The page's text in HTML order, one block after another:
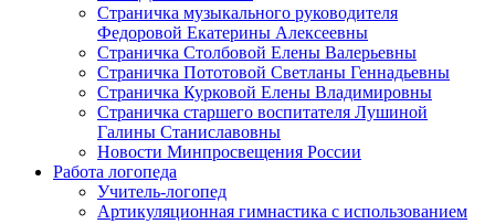
Страничка музыкального руководителя
Федоровой Екатерины Алексеевны
Страничка Столбовой Елены Валерьевны
Страничка Пототовой Светланы Геннадьевны
Страничка Курковой Елены Владимировны
Страничка старшего воспитателя Лушиной
Галины Станиславовны
Новости Минпросвещения России
Работа логопеда
Учитель-логопед
Артикуляционная гимнастика с использованием